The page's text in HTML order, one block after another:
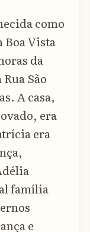
como
Boa Vista
da
São
A casa,
era
era
família
e